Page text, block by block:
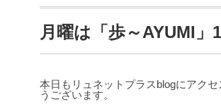
月曜は「歩～AYUMI」
本日もリュネットプラスblogにアク
うございます。